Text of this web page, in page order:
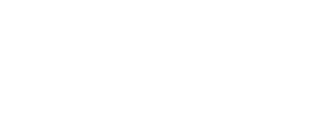
悲劇超過了狄更斯的《小多雷特》；峰迴路轉的冷嘲熱諷，對
爾扎克筆下的芸芸眾生。沒有任何一本書如此吸引人！」
劇性質存有任何懷疑的話，這部回憶錄會讓它一掃而光。」
）
六月）
六月～一九七一）